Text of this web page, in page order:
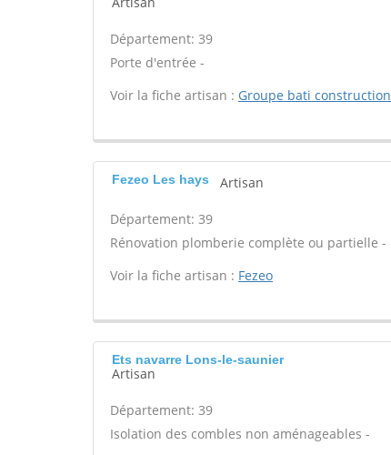
Département: 39
Porte d'entrée -
Voir la fiche artisan : Groupe bati construction
Fezeo Les hays Artisan
Département: 39
Rénovation plomberie complète ou partielle -
Voir la fiche artisan : Fezeo
Ets navarre Lons-le-saunier
Artisan
Département: 39
Isolation des combles non aménageables -